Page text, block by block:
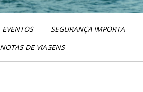
EVENTOS
SEGURANÇA IMPORTA
NOTAS DE VIAGENS